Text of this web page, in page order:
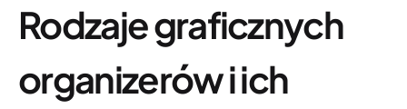
Rodzaje graficznych
organizerów i ich